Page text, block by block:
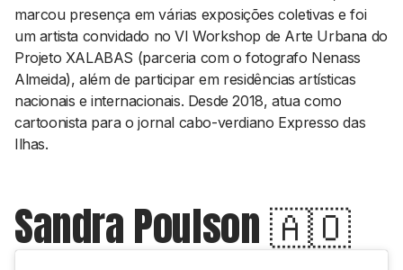
marcou presença em várias exposições coletivas e foi
um artista convidado no VI Workshop de Arte Urbana do
Projeto XALABAS (parceria com o fotografo Nenass
Almeida), além de participar em residências artísticas
nacionais e internacionais. Desde 2018, atua como
cartoonista para o jornal cabo-verdiano Expresso das
Ilhas.
Sandra Poulson 🇦🇴